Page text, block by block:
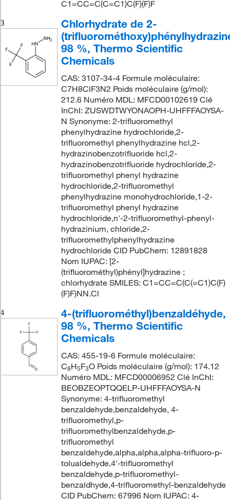
C1=CC=C(C=C1)C(F)(F)F
3
Chlorhydrate de 2-
98 %, Thermo Scientific
Chemicals
CAS: 3107-34-4 Formule moléculaire:
C7H8ClF3N2 Poids moléculaire (g/mol):
212.6 Numéro MDL: MFCD00102619 Clé
InChI: ZUSWDTWYONAOPH-UHFFFAOYSA-
N Synonyme: 2-trifluoromethyl
phenylhydrazine hydrochloride,2-
trifluoromethyl phenylhydrazine hcl,2-
hydrazinobenzotrifluoride hcl,2-
hydrazinobenzotrifluoride hydrochloride,2-
trifluoromethyl phenyl hydrazine
hydrochloride,2-trifluoromethyl
phenylhydrazine monohydrochloride,1-2-
trifluoromethyl phenyl hydrazine
hydrochloride,n'-2-trifluoromethyl-phenyl-
hydrazinium, chloride,2-
trifluoromethylphenylhydrazine
hydrochloride CID PubChem: 12891828
Nom IUPAC: [2-
(trifluorométhyl)phényl]hydrazine ;
chlorhydrate SMILES: C1=CC=C(C(=C1)C(F)
(F)F)NN.Cl
4
4-(trifluorométhyl)benzaldéhyde,
98 %, Thermo Scientific
Chemicals
CAS: 455-19-6 Formule moléculaire:
C8H5F3O Poids moléculaire (g/mol): 174.12
Numéro MDL: MFCD00006952 Clé InChI:
BEOBZEOPTQQELP-UHFFFAOYSA-N
Synonyme: 4-trifluoromethyl
benzaldehyde,benzaldehyde, 4-
trifluoromethyl,p-
trifluoromethylbenzaldehyde,p-
trifluoromethyl
benzaldehyde,alpha,alpha,alpha-trifluoro-p-
tolualdehyde,4'-trifluoromethyl
benzaldehyde,p-trifluoromethyl-
benzaldhyde,4-trifluoromethyl-benzaldehyde
CID PubChem: 67996 Nom IUPAC: 4-